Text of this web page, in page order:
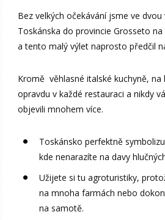
Bez velkých očekávání jsme ve
Toskánska do provincie Grosseto
a tento malý výlet naprosto předčil
Kromě věhlasné italské kuchyně,
opravdu v každé restauraci a nikdy
objevili mnohem více.
Toskánsko perfektně
kde nenarazíte na davy
Užijete si tu agroturistiky,
na mnoha farmách nebo
na samotě.